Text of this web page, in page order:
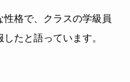
格で、クラスの学級員
たと語っています。